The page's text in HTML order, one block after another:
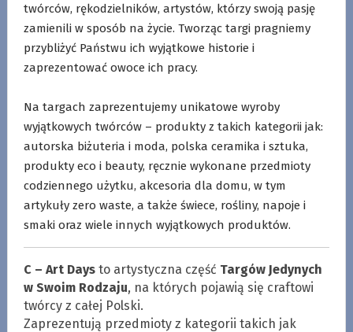
twórców, rękodzielników, artystów, którzy swoją pasję
zamienili w sposób na życie. Tworząc targi pragniemy
przybliżyć Państwu ich wyjątkowe historie i
zaprezentować owoce ich pracy.
Na targach zaprezentujemy unikatowe wyroby
wyjątkowych twórców – produkty z takich kategorii jak:
autorska biżuteria i moda, polska ceramika i sztuka,
produkty eco i beauty, ręcznie wykonane przedmioty
codziennego użytku, akcesoria dla domu, w tym
artykuły zero waste, a także świece, rośliny, napoje i
smaki oraz wiele innych wyjątkowych produktów.
C – Art Daysto artystyczna część Targów Jedynych
w Swoim Rodzaju, na których pojawią się craftowi
twórcy z całej Polski.
Zaprezentują przedmioty z kategorii takich jak